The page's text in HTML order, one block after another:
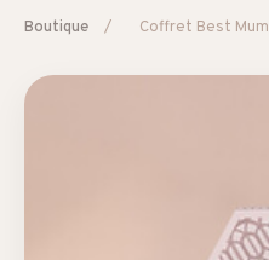
B2B / Cadeau d'affaires
Boutique / Coffret Best Mum